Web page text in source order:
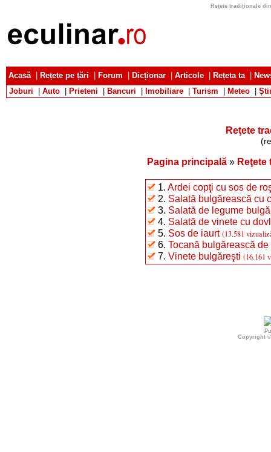
Reţete tradiţionale
Acasă| Rețete pe țări Forum Dicționar Articole Rețeta ta|
Joburi
Auto Prieteni Bancuri Imobiliare Turism Meteo
Reţete
Pagina principală » Reţete
1. Ardei copţi cu sos de
2. Salată bulgărească cu
3. Salată de legume
4. Salată de vinete cu
5. Sos de iaurt (13.581
6. Tocană bulgărească de
7. Vinete bulgăreşti (16.161
Copyright